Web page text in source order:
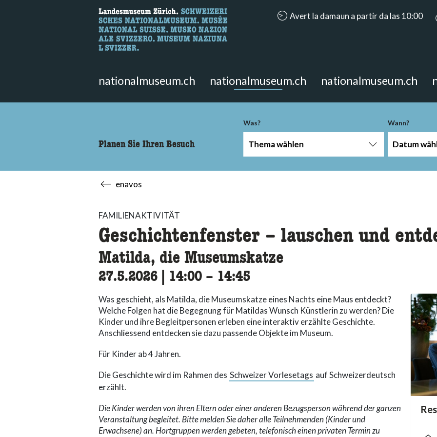
Hier können Sie nach Inhalten der Seite suchen.
accessibility.aria.opening_hours: Avert la
Avert la damaun a partir da las 10:00
nationalmuseum.ch nationalmuseum.ch nationalmuseum.ch
Planen Sie Ihren Besuch
Was?
Thema wählen
Wann?
Datum
enavos
FAMILIENAKTIVITÄT
Geschichtenfenster – lauschen und
Matilda, die Museumskatze
27.5.2026 14:00 accessibility.time_to
– 14:45
Was geschieht, als Matilda, die Museumskatze eines Nachts eine Maus entdeckt?
Welche Folgen hat die Begegnung für Matildas Wunsch Künstlerin zu werden? Die
Kinder und ihre Begleitpersonen erleben eine interaktiv erzählte Geschichte.
Anschliessend entdecken sie dazu passende Objekte im Museum.
Für Kinder ab 4 Jahren.
Die Geschichte wird im Rahmen des Schweizer Vorlesetags auf Schweizerdeutsch
erzählt.
Die Kinder werden von ihren Eltern oder einer anderen Bezugsperson während der ganzen
Veranstaltung begleitet. Bitte melden Sie daher alle Teilnehmenden (Kinder und
Erwachsene) an. Hortgruppen werden gebeten, telefonisch einen privaten Termin zu